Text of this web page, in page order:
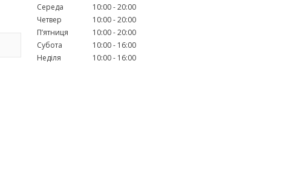
Середа
10:00 20:00
Четвер
10:00 20:00
Пʼятниця
10:00 20:00
Субота
10:00
16:00
Неділя
10:00 16:00